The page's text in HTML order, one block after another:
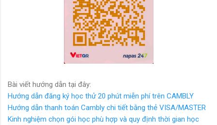
Bài viết hướng dẫn tại đây:
Hướng dẫn đăng ký học thử 20 phút miễn phí trên CAMBLY
Hướng dẫn thanh toán Cambly chi tiết bằng thẻ VISA/MASTER
Kinh nghiệm chọn gói học phù hợp và quy định thời gian học